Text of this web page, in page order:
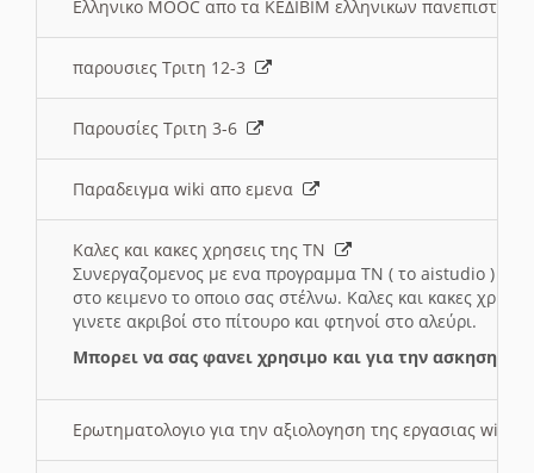
Ελληνικο MOOC απο τα ΚΕΔΙΒΙΜ ελληνικων
παρουσιες Τριτη 12-3
Παρουσίες Τριτη 3-6
Παραδειγμα wiki απο εμενα
Καλες και κακες χρησεις της ΤΝ
Συνεργαζομενος με ενα προγραμμα ΤΝ ( το aistudio ) και
στο κειμενο το οποιο σας στέλνω. Καλες και κακες
γινετε ακριβοί στο πίτουρο και φτηνοί στο αλεύρι.
Μπορει να σας φανει χρησιμο και για την ασκηση
Ερωτηματολογιο για την αξιολογηση της εργασιας wiki